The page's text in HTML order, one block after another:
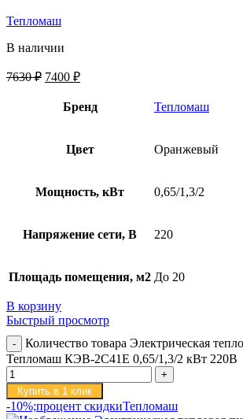
Тепломаш
В наличии
7630₽ 7400 ₽
Бренд Тепломаш
Цвет Оранжевый
Мощность, кВт 0,65/1,3/2
Напряжение сети, В 220
Площадь помещения, м2 До 20
В корзину
Быстрый просмотр
Количество товара Электрическая
Тепломаш КЭВ-2С41Е 0,65/1,3/2 кВт 220В
Купить в 1 клик
-10%;процент скидкиТепломаш